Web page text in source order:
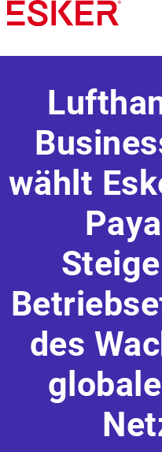
Skip
to
content
wählt
des